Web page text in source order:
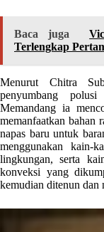
Baca juga
Terlengkap
Menurut Chitra
penyumbang
Memandang ia
memanfaatkan bahan
napas baru untuk
menggunakan kain-
lingkungan, serta
konveksi yang
kemudian ditenun dan